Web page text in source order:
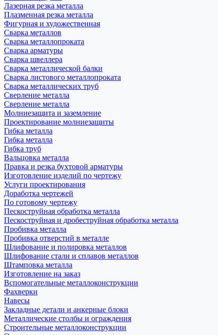
Лазерная резка металла
Плазменная резка металла
Фигурная и художественная
Сварка металлов
Сварка металлопроката
Сварка арматуры
Сварка швеллера
Сварка металлической балки
Сварка листового металлопроката
Сварка металлических труб
Сверление металла
Сверление металла
Молниезащита и заземление
Проектирование молниезащиты
Гибка металла
Гибка металла
Гибка труб
Вальцовка металла
Правка и резка бухтовой арматуры
Изготовление изделий по чертежу
Услуги проектирования
Доработка чертежей
По готовому чертежу
Пескоструйная обработка металла
Пескоструйная и дробеструйная обработка металла
Пробивка металла
Пробивка отверстий в металле
Шлифование и полировка металлов
Шлифование стали и сплавов металлов
Штамповка металла
Изготовление на заказ
Вспомогательные металлоконструкции
Фахверки
Навесы
Закладные детали и анкерные блоки
Металлические столбы и ограждения
Строительные металлоконструкции